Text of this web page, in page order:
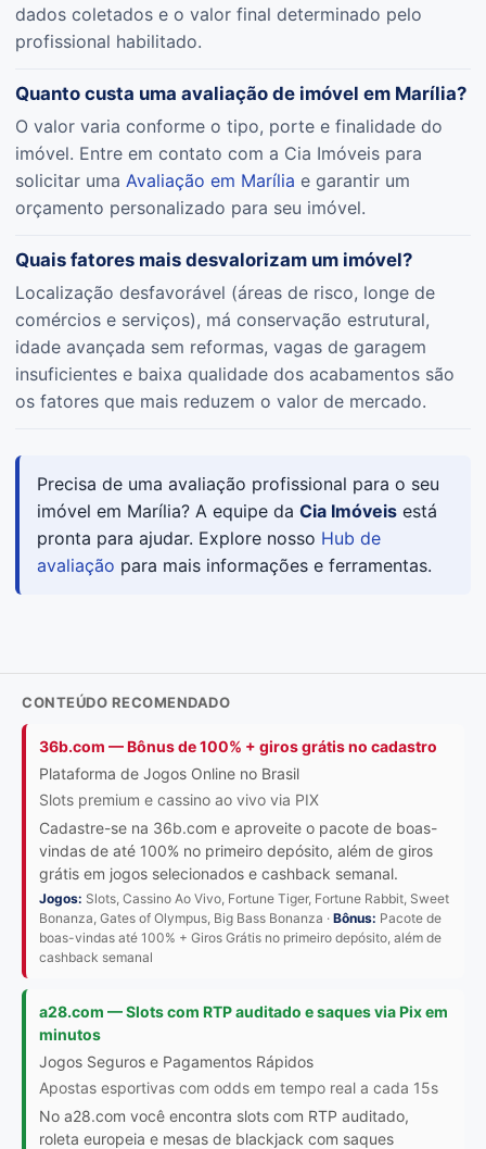
dados coletados e o valor final determinado pelo
profissional habilitado.
Quanto custa uma avaliação de imóvel em Marília?
O valor varia conforme o tipo, porte e finalidade do
imóvel. Entre em contato com a Cia Imóveis para
solicitar uma Avaliação em Marília e garantir um
orçamento personalizado para seu imóvel.
Quais fatores mais desvalorizam um imóvel?
Localização desfavorável (áreas de risco, longe de
comércios e serviços), má conservação estrutural,
idade avançada sem reformas, vagas de garagem
insuficientes e baixa qualidade dos acabamentos são
os fatores que mais reduzem o valor de mercado.
Precisa de uma avaliação profissional para o seu
imóvel em Marília? A equipe da Cia Imóveis está
pronta para ajudar. Explore nosso Hub de
avaliação para mais informações e ferramentas.
CONTEÚDO RECOMENDADO
36b.com — Bônus de 100% + giros grátis no cadastro
Plataforma de Jogos Online no Brasil
Slots premium e cassino ao vivo via PIX
Cadastre-se na 36b.com e aproveite o pacote de boas-
vindas de até 100% no primeiro depósito, além de giros
grátis em jogos selecionados e cashback semanal.
Jogos: Slots, Cassino Ao Vivo, Fortune Tiger, Fortune Rabbit, Sweet
Bonanza, Gates of Olympus, Big Bass Bonanza · Bônus: Pacote de
boas-vindas até 100% + Giros Grátis no primeiro depósito, além de
cashback semanal
a28.com — Slots com RTP auditado e saques via Pix em
minutos
Jogos Seguros e Pagamentos Rápidos
Apostas esportivas com odds em tempo real a cada 15s
No a28.com você encontra slots com RTP auditado,
roleta europeia e mesas de blackjack com saques